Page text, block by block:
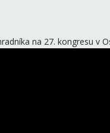
na 27. kongresu v